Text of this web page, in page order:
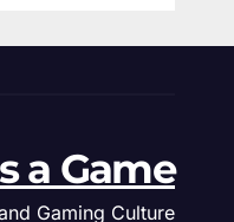
a Game
Gaming Culture.